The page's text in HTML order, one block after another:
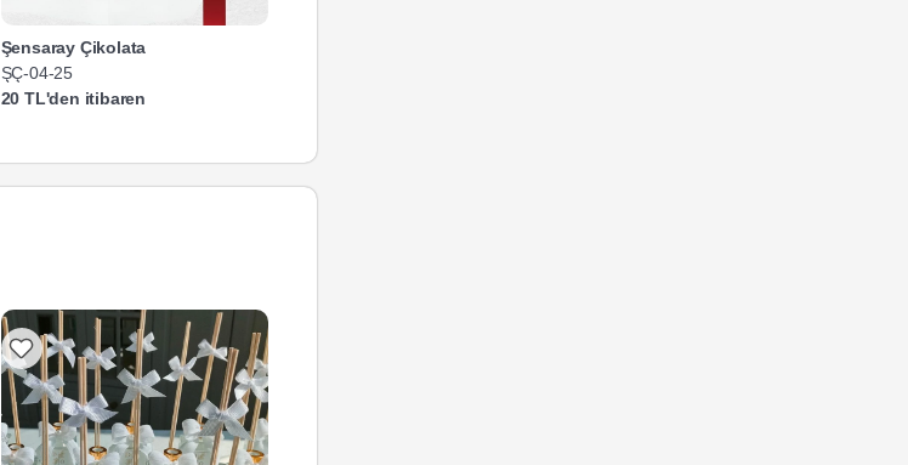
Şensaray Çikolata
ŞÇ-04-25
20 TL'den itibaren